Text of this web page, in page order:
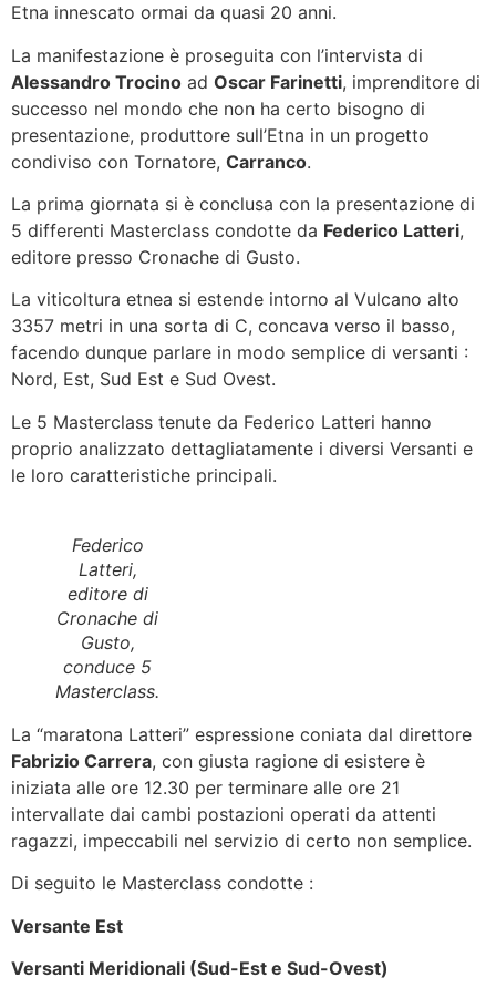
Etna innescato ormai da quasi 20 anni.
La manifestazione è proseguita con l’intervista di
Alessandro Trocino ad Oscar Farinetti, imprenditore di
successo nel mondo che non ha certo bisogno di
presentazione, produttore sull’Etna in un progetto
condiviso con Tornatore, Carranco.
La prima giornata si è conclusa con la presentazione di
5 differenti Masterclass condotte da Federico Latteri,
editore presso Cronache di Gusto.
La viticoltura etnea si estende intorno al Vulcano alto
3357 metri in una sorta di C, concava verso il basso,
facendo dunque parlare in modo semplice di versanti :
Nord, Est, Sud Est e Sud Ovest.
Le 5 Masterclass tenute da Federico Latteri hanno
proprio analizzato dettagliatamente i diversi Versanti e
le loro caratteristiche principali.
Federico
Latteri,
editore di
Cronache di
Gusto,
conduce 5
Masterclass.
La “maratona Latteri” espressione coniata dal direttore
Fabrizio Carrera, con giusta ragione di esistere è
iniziata alle ore 12.30 per terminare alle ore 21
intervallate dai cambi postazioni operati da attenti
ragazzi, impeccabili nel servizio di certo non semplice.
Di seguito le Masterclass condotte :
Versante Est
Versanti Meridionali (Sud-Est e Sud-Ovest)